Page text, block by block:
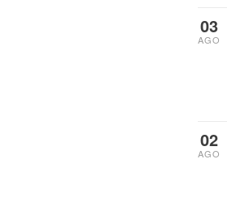
03
AGO
02
AGO